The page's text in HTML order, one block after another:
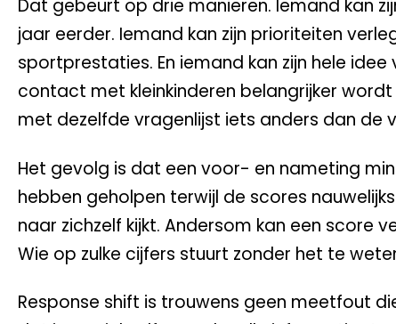
Dat gebeurt op drie manieren. Iemand kan
jaar eerder. Iemand kan zijn prioriteiten
sportprestaties. En iemand kan zijn hele
contact met kleinkinderen belangrijker
met dezelfde vragenlijst iets anders dan de
Het gevolg is dat een voor- en nameting
hebben geholpen terwijl de scores
naar zichzelf kijkt. Andersom kan een score
Wie op zulke cijfers stuurt zonder het te
Response shift is trouwens geen meetfout